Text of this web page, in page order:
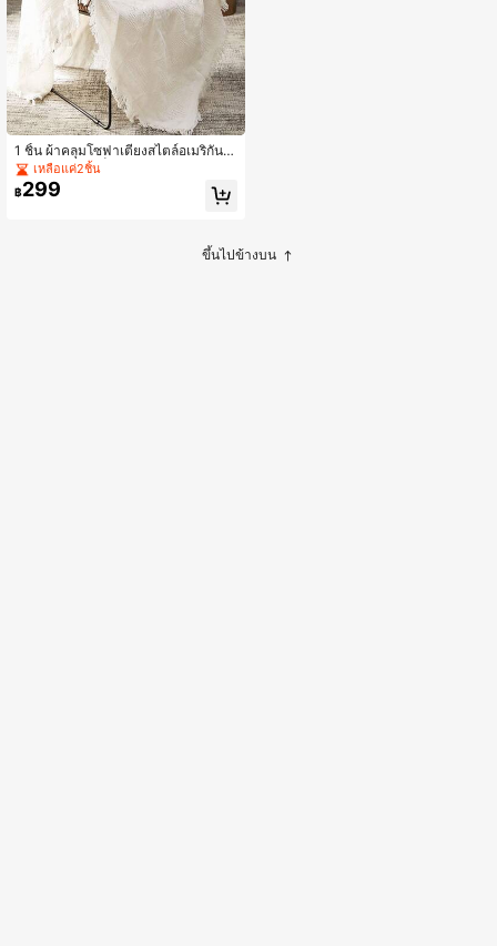
1 ชิ้น ผ้าคลุมโซฟาเตียงสไตล์อเมริกัน ล
ายตารางไขว้แจ็คการ์ด ขอบพู่ ตกแต่ง
แบบมินิมอล ซักด้วยเครื่องซักผ้าได้
เหลือแค่2ชิ้น
฿299
ขึ้นไปข้างบน